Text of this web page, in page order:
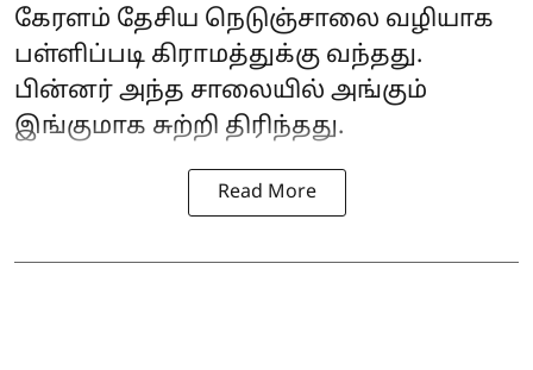
கேரளம் தேசிய நெடுஞ்சாலை வழியாக
பள்ளிப்படி கிராமத்துக்கு வந்தது.
பின்னர் அந்த சாலையில் அங்கும்
இங்குமாக சுற்றி திரிந்தது.
Read More